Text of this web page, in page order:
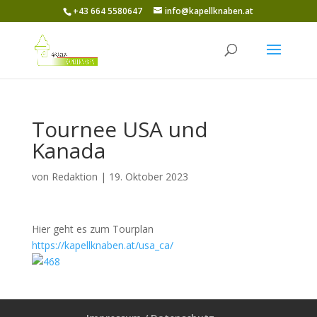
+43 664 5580647 info@kapellknaben.at
Tournee USA und
Kanada
von Redaktion | 19. Oktober 2023
Hier geht es zum Tourplan
https://kapellknaben.at/usa_ca/